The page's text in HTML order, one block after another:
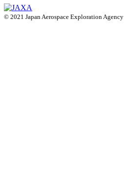
© 2021 Japan Aerospace Exploration Agency